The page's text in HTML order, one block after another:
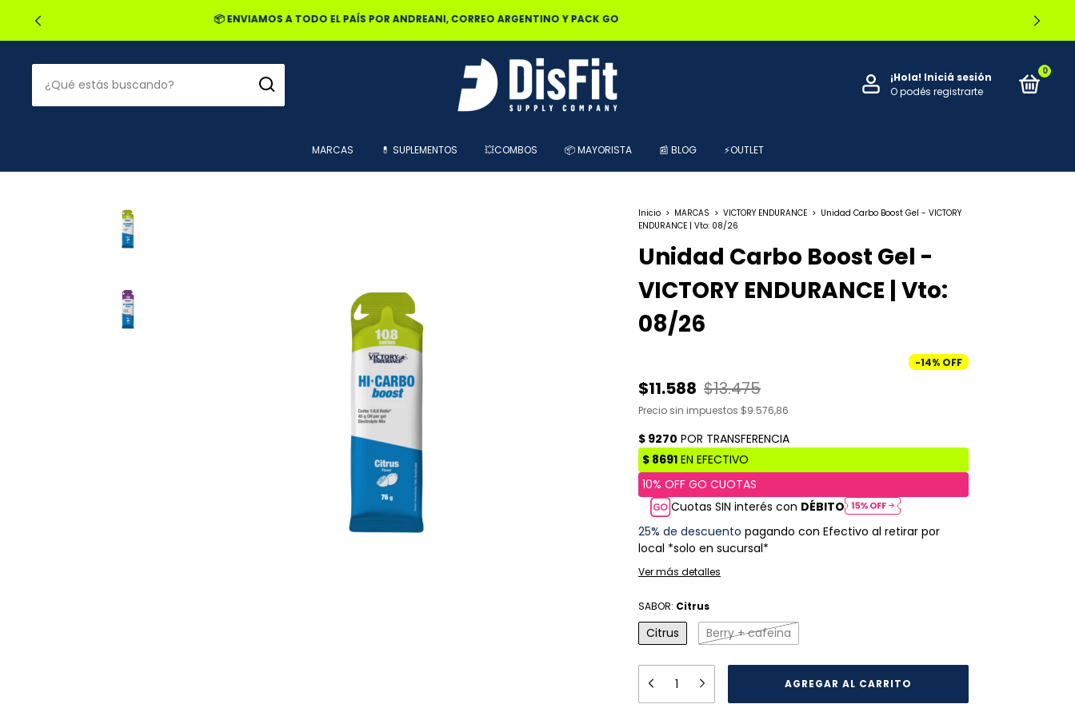
🔥20% OFF POR TRANSFERENCIA | 25% OFF EN EFECTIVO RETIRANDO EN LOCAL
¡Hola! Iniciá sesión
O podés registrarte
0
MARCAS 💊 SUPLEMENTOS 💥COMBOS 📦 MAYORISTA 📰 BLOG ⚡OUTLET
Inicio > MARCAS > VICTORY ENDURANCE > Unidad Carbo Boost Gel - VICTORY
ENDURANCE | Vto: 08/26
Unidad Carbo Boost Gel -
VICTORY ENDURANCE | Vto:
08/26
-14% OFF
$11.588 $13.475
Precio sin impuestos $9.576,86
Cuotas SIN interés con DÉBITO
25% de descuento pagando con Efectivo al retirar por
local *solo en sucursal*
Ver más detalles
SABOR: Citrus
Citrus Berry + cafeina